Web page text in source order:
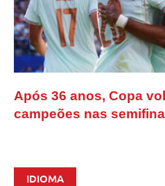
Após 36 anos, Copa
campeões nas
IDIOMA